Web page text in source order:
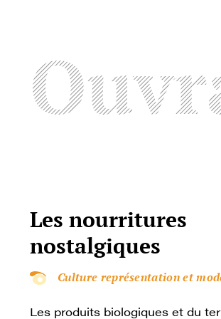
Les nourritures
nostalgiques
Culture représentation et
Les produits biologiques et du